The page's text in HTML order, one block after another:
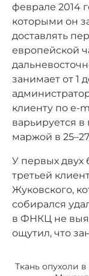
феврале 2014
которыми он
доставлять
европейской
занимает от 1
клиенту по e-
варьируется в
маржой в
У первых двух
третьей
Жуковского,
собирался
в ФНКЦ не
ощутил, что
Ткань опухоли